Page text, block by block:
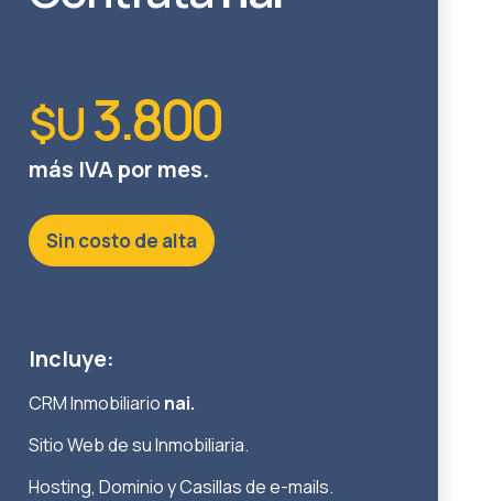
$U3.800
más IVA por mes.
Sin costo de alta
Incluye:
CRM Inmobiliario nai.
Sitio Web de su Inmobiliaria.
Hosting, Dominio y Casillas de e-mails.